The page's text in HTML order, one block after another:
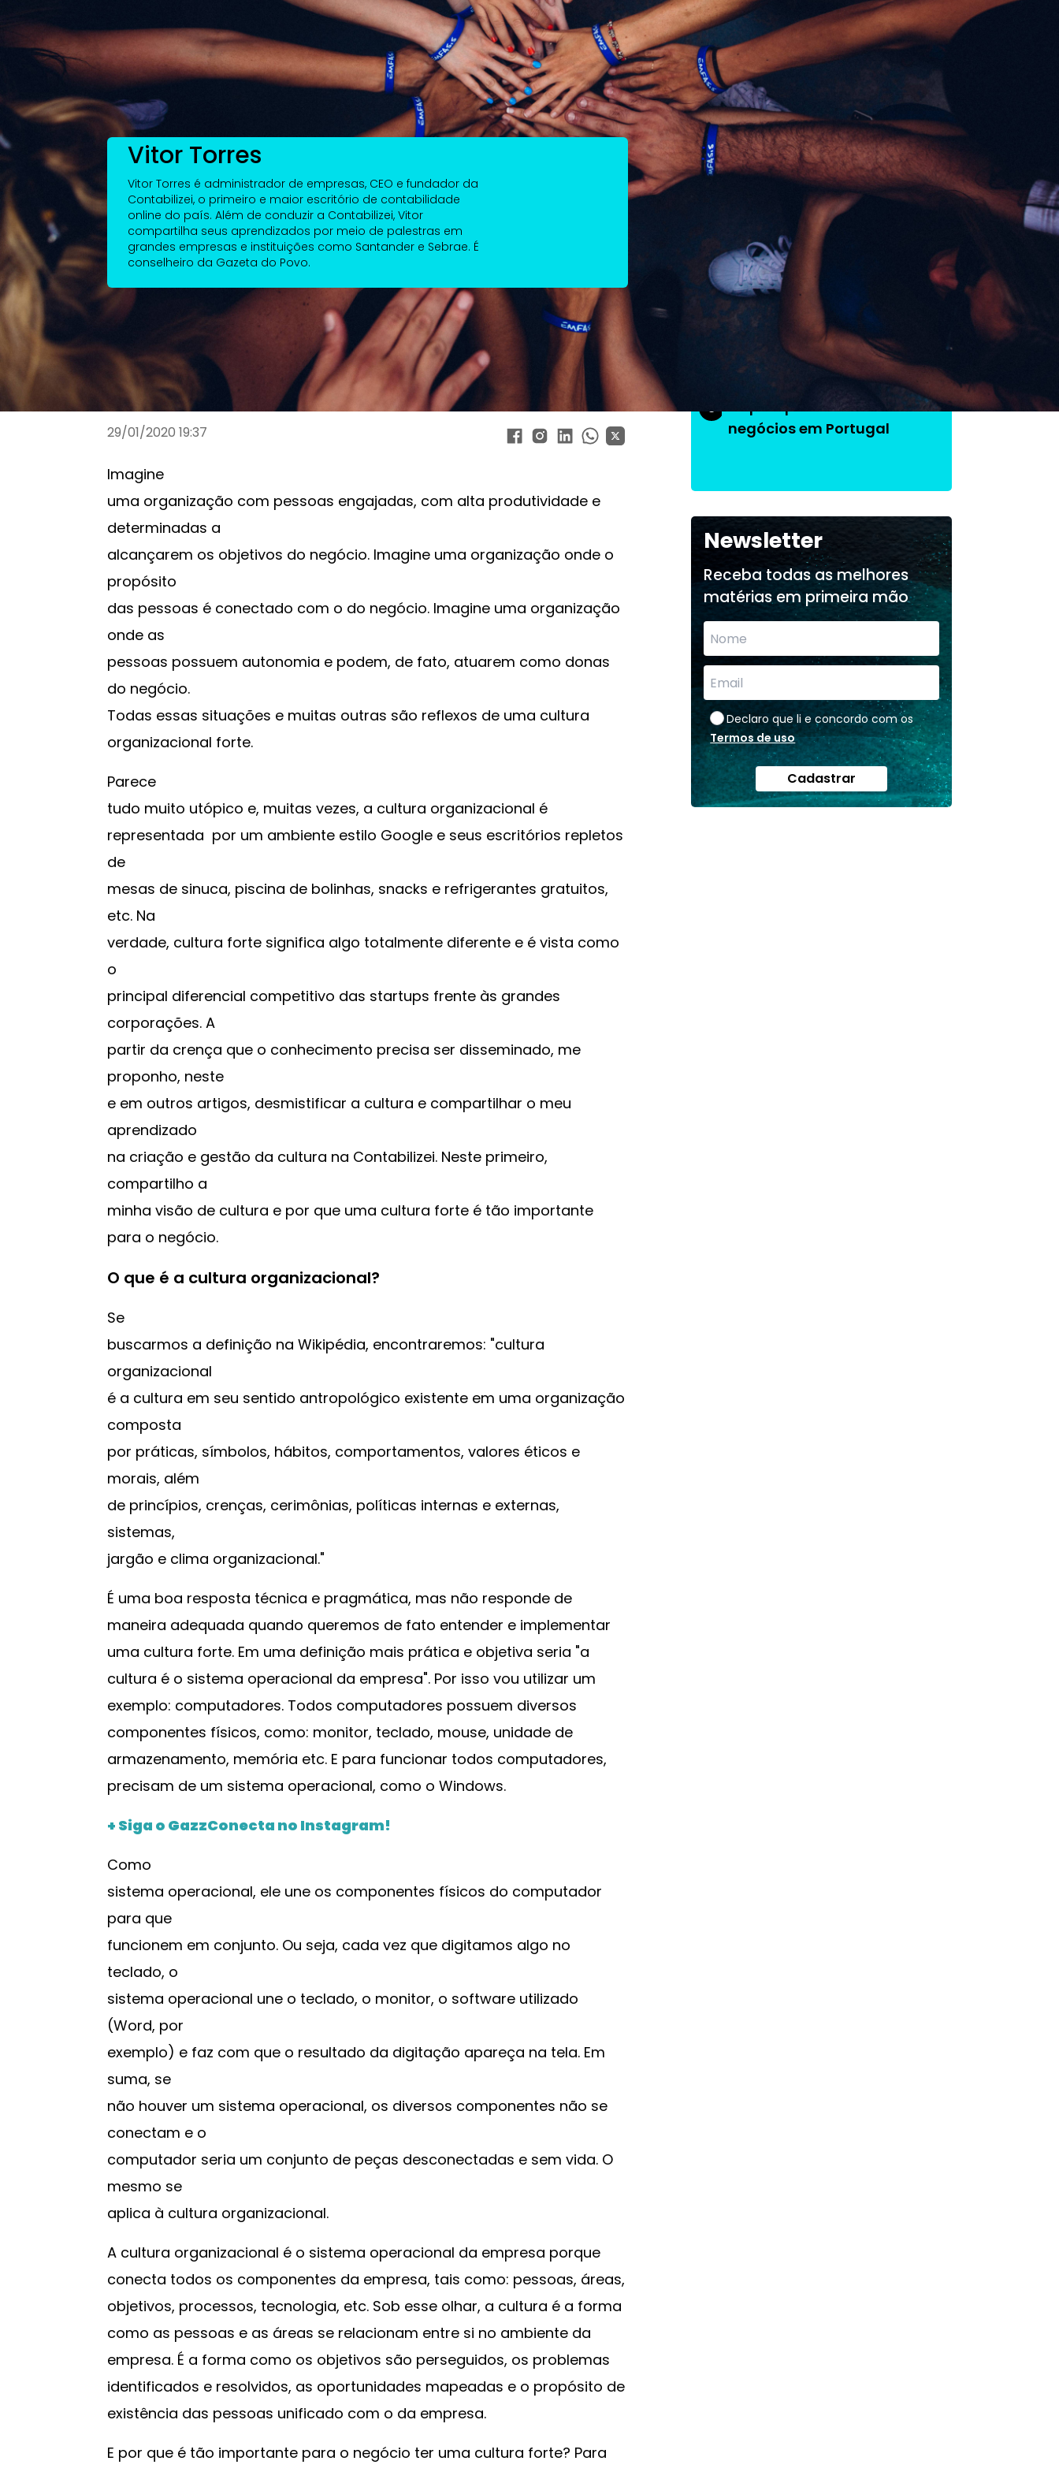
Vitor Torres
Vitor Torres é administrador de empresas, CEO e fundador da
Contabilizei, o primeiro e maior escritório de contabilidade
online do país. Além de conduzir a Contabilizei, Vitor
compartilha seus aprendizados por meio de palestras em
grandes empresas e instituições como Santander e Sebrae. É
conselheiro da Gazeta do Povo.
Parte I
Cultura organizacional como diferencial
competitivo dos negócios na era digital
29/01/2020 19:37
Imagine
uma organização com pessoas engajadas, com alta produtividade e
determinadas a
alcançarem os objetivos do negócio. Imagine uma organização onde o
propósito
das pessoas é conectado com o do negócio. Imagine uma organização
onde as
pessoas possuem autonomia e podem, de fato, atuarem como donas
do negócio.
Todas essas situações e muitas outras são reflexos de uma cultura
organizacional forte.
Parece
tudo muito utópico e, muitas vezes, a cultura organizacional é
representada por um ambiente estilo Google e seus escritórios repletos
de
mesas de sinuca, piscina de bolinhas, snacks e refrigerantes gratuitos,
etc. Na
verdade, cultura forte significa algo totalmente diferente e é vista como
o
principal diferencial competitivo das startups frente às grandes
corporações. A
partir da crença que o conhecimento precisa ser disseminado, me
proponho, neste
e em outros artigos, desmistificar a cultura e compartilhar o meu
aprendizado
na criação e gestão da cultura na Contabilizei. Neste primeiro,
compartilho a
minha visão de cultura e por que uma cultura forte é tão importante
para o negócio.
O que é a cultura organizacional?
Se
buscarmos a definição na Wikipédia, encontraremos: "cultura
organizacional
é a cultura em seu sentido antropológico existente em uma organização
composta
por práticas, símbolos, hábitos, comportamentos, valores éticos e
morais, além
de princípios, crenças, cerimônias, políticas internas e externas,
sistemas,
jargão e clima organizacional."
É uma boa resposta técnica e pragmática, mas não responde de
maneira adequada quando queremos de fato entender e implementar
uma cultura forte. Em uma definição mais prática e objetiva seria "a
cultura é o sistema operacional da empresa". Por isso vou utilizar um
exemplo: computadores. Todos computadores possuem diversos
componentes físicos, como: monitor, teclado, mouse, unidade de
armazenamento, memória etc. E para funcionar todos computadores,
precisam de um sistema operacional, como o Windows.
+ Siga o GazzConecta no Instagram!
Como
sistema operacional, ele une os componentes físicos do computador
para que
funcionem em conjunto. Ou seja, cada vez que digitamos algo no
teclado, o
sistema operacional une o teclado, o monitor, o software utilizado
(Word, por
exemplo) e faz com que o resultado da digitação apareça na tela. Em
suma, se
não houver um sistema operacional, os diversos componentes não se
conectam e o
computador seria um conjunto de peças desconectadas e sem vida. O
mesmo se
aplica à cultura organizacional.
A cultura organizacional é o sistema operacional da empresa porque
conecta todos os componentes da empresa, tais como: pessoas, áreas,
objetivos, processos, tecnologia, etc. Sob esse olhar, a cultura é a forma
como as pessoas e as áreas se relacionam entre si no ambiente da
empresa. É a forma como os objetivos são perseguidos, os problemas
identificados e resolvidos, as oportunidades mapeadas e o propósito de
existência das pessoas unificado com o da empresa.
E por que é tão importante para o negócio ter uma cultura forte? Para
As mais lidas da
semana
Do produto ao ecossistema:
como empresas estão
criando vantagem
competitiva
2
Fim da Era do "Boa Gente"
na Empresa
3
O que aprendi fazendo
negócios em Portugal
Newsletter
Receba todas as melhores
matérias em primeira mão
Declaro que li e concordo com os
Termos de uso
Cadastrar